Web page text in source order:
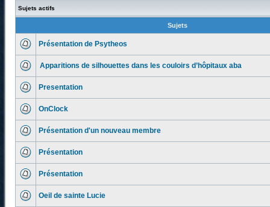
Sujets actifs
Sujets
Présentation de Psytheos
Apparitions de silhouettes dans les couloirs d’hôpitaux aba
Presentation
OnClock
Présentation d'un nouveau membre
Présentation
Présentation
Oeil de sainte Lucie